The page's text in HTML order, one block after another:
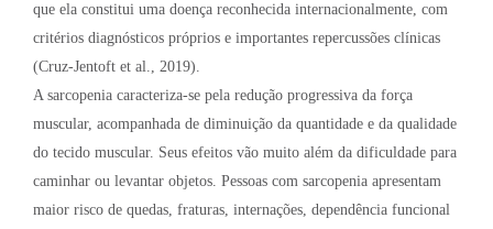
que ela constitui uma doença reconhecida internacionalmente, com
critérios diagnósticos próprios e importantes repercussões clínicas
(Cruz-Jentoft et al., 2019).
A sarcopenia caracteriza-se pela redução progressiva da força
muscular, acompanhada de diminuição da quantidade e da qualidade
do tecido muscular. Seus efeitos vão muito além da dificuldade para
caminhar ou levantar objetos. Pessoas com sarcopenia apresentam
maior risco de quedas, fraturas, internações, dependência funcional